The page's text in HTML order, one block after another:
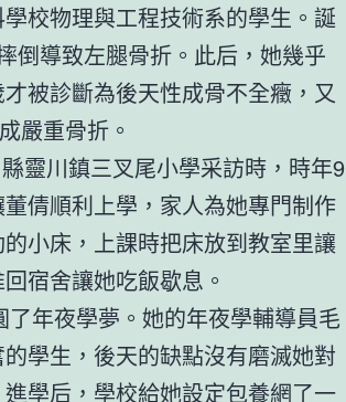
校物理與工程技術系的學生。誕
倒導致左腿骨折。此后，她幾乎
被診斷為後天性成骨不全癥，又
嚴重骨折。
靈川鎮三叉尾小學采訪時，時年9
倩順利上學，家人為她專門制作
小床，上課時把床放到教室里讓
宿舍讓她吃飯歇息。
年夜學夢。她的年夜學輔導員毛
學生，後天的缺點沒有磨滅她對
學后，學校給她設定包養網了一